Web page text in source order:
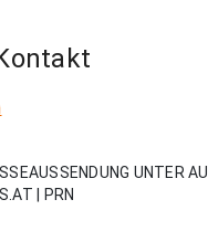
UNTER
| PRN